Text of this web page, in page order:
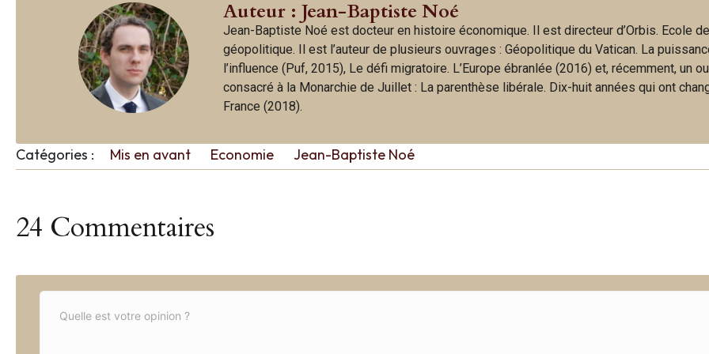
Auteur : Jean-Baptiste Noé
Jean-Baptiste Noé est docteur en histoire économique. Il est directeur d’Orbis. Ecole de
géopolitique. Il est l’auteur de plusieurs ouvrages : Géopolitique du Vatican. La
l’influence (Puf, 2015), Le défi migratoire. L’Europe ébranlée (2016) et, récemment, un
consacré à la Monarchie de Juillet : La parenthèse libérale. Dix-huit années qui ont
France (2018).
Catégories : Mis en avant Economie Jean-Baptiste Noé
24 Commentaires
C